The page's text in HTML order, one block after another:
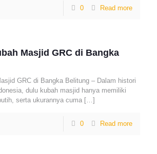
0 Read more
Masjid GRC di Bangka
GRC di Bangka Belitung – Dalam histori
dulu kubah masjid hanya memiliki
serta ukurannya cuma […]
0 Read more